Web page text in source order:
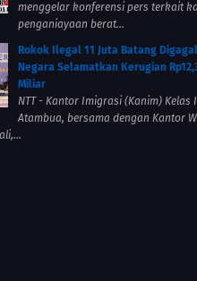
menggelar konferensi pers terkait
penganiayaan berat...
Rokok Ilegal 11 Juta Batang
Negara Selamatkan Kerugian
Miliar
NTT - Kantor Imigrasi (Kanim) Kelas
Atambua, bersama dengan Kantor